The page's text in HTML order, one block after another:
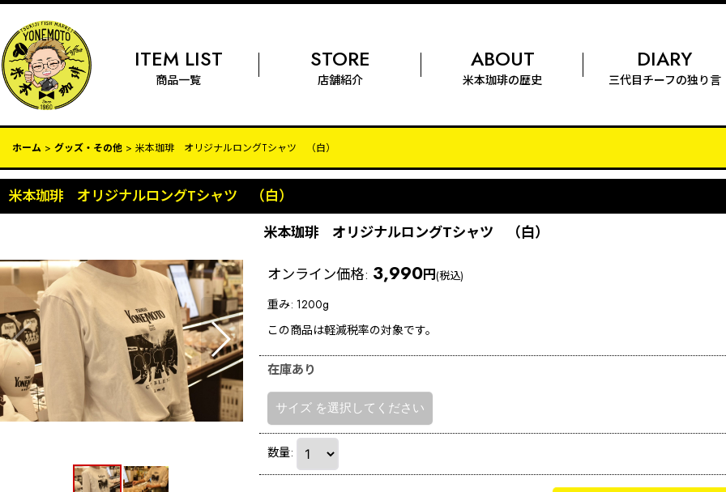
ITEM LIST
商品一覧
STORE
店舗紹介
ABOUT
米本珈琲の歴史
DIARY
三代目チーフの独り言
ホーム > グッズ・その他 > 米本珈琲 オリジナルロングTシャツ （白）
米本珈琲 オリジナルロングTシャツ （白）
米本珈琲 オリジナルロングTシャツ （白）
オンライン価格: 3,990円(税込)
重み: 1200g
この商品は軽減税率の対象です。
在庫あり
サイズ を選択してください
数量: